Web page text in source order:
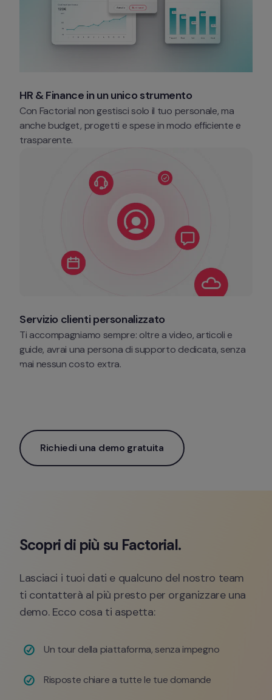
HR & Finance in un unico strumento
Con Factorial non gestisci solo il tuo personale, ma
anche budget, progetti e spese in modo efficiente e
trasparente.
Servizio clienti personalizzato
Ti accompagniamo sempre: oltre a video, articoli e
guide, avrai una persona di supporto dedicata, senza
mai nessun costo extra.
Richiedi una demo gratuita
Scopri di più su Factorial.
Lasciaci i tuoi dati e qualcuno del nostro team
ti contatterà al più presto per organizzare una
demo. Ecco cosa ti aspetta:
Un tour della piattaforma, senza impegno
Risposte chiare a tutte le tue domande